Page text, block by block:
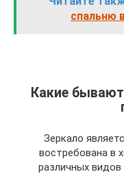
спальню
Какие
Зеркало
востребована в
различных